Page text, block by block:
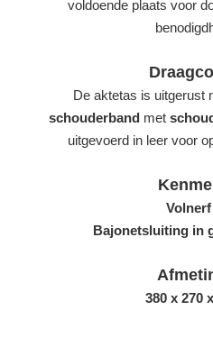
voldoende plaats voor
De aktetas is uitgerust
schouderbandmet
uitgevoerd in leer voor
Bajonetsluiting in
380 x 270